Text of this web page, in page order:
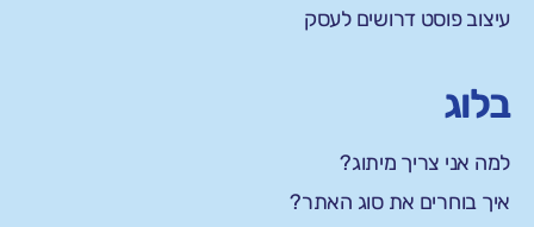
עיצוב פוסט דרושים לעסק
בלוג
למה אני צריך מיתוג?
איך בוחרים את סוג האתר?